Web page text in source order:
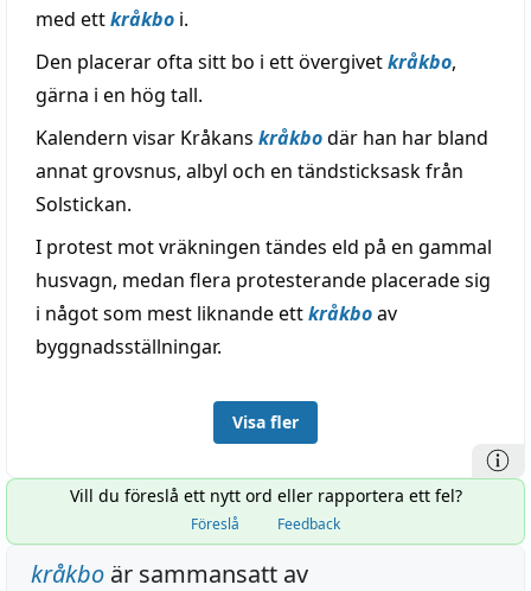
med ettkråkbo i.
Den placerar ofta sitt bo i ett övergivetkråkbo,
gärna i en hög tall.
Kalendern visar Kråkans kråkbodär han har bland
annat grovsnus, albyl och en tändsticksask från
Solstickan.
I protest mot vräkningen tändes eld på en gammal
husvagn, medan flera protesterande placerade sig
i något som mest liknande ettkråkboav
byggnadsställningar.
Visa fler
Vill du föreslå ett nytt ord eller rapportera ett fel?
Föreslå Feedback
kråkbo är sammansatt av